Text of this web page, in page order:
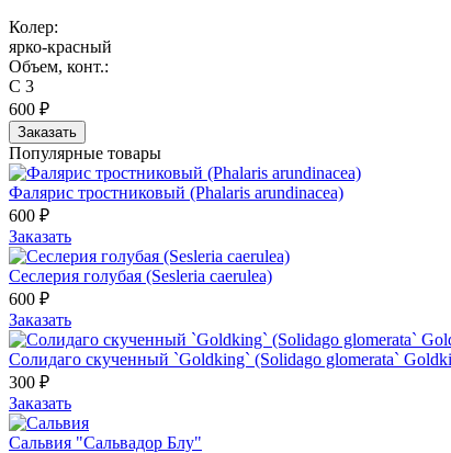
Колер:
ярко-красный
Объем, конт.:
С 3
600 ₽
Заказать
Популярные товары
Фалярис тростниковый (Phalaris arundinacea)
600 ₽
Заказать
Сеслерия голубая (Sesleria caerulea)
600 ₽
Заказать
Солидаго скученный `Goldking` (Solidago glomerata`
300 ₽
Заказать
Сальвия "Сальвадор Блу"